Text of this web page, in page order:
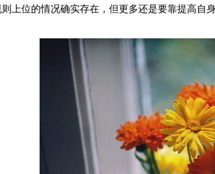
上位的情况确实存在，但更多还是要靠提高